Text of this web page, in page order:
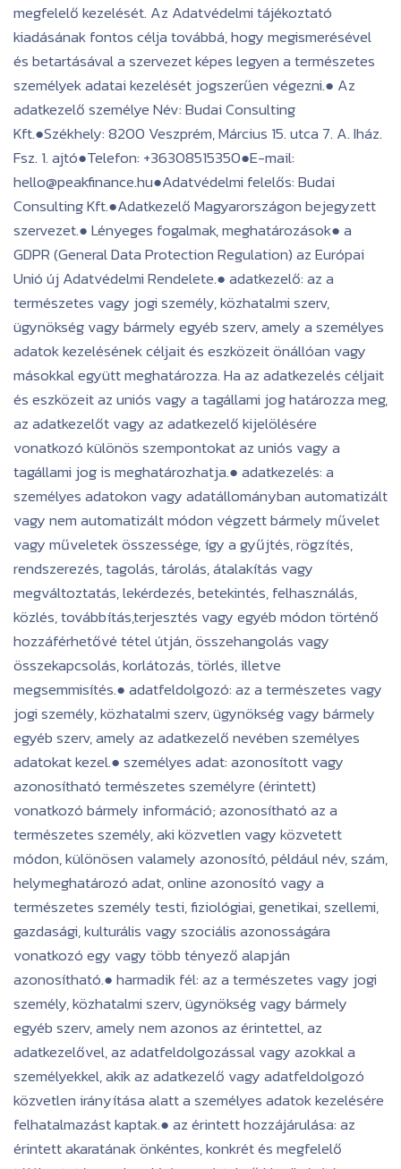
megfelelő kezelését. Az Adatvédelmi tájékoztató
kiadásának fontos célja továbbá, hogy megismerésével
és betartásával a szervezet képes legyen a természetes
személyek adatai kezelését jogszerűen végezni.● Az
adatkezelő személye Név: Budai Consulting
Kft.●Székhely: 8200 Veszprém, Március 15. utca 7. A. Iház.
Fsz. 1. ajtó●Telefon: +36308515350●E-mail:
hello@peakfinance.hu●Adatvédelmi felelős: Budai
Consulting Kft.●Adatkezelő Magyarországon bejegyzett
szervezet.● Lényeges fogalmak, meghatározások● a
GDPR (General Data Protection Regulation) az Európai
Unió új Adatvédelmi Rendelete.● adatkezelő: az a
természetes vagy jogi személy, közhatalmi szerv,
ügynökség vagy bármely egyéb szerv, amely a személyes
adatok kezelésének céljait és eszközeit önállóan vagy
másokkal együtt meghatározza. Ha az adatkezelés céljait
és eszközeit az uniós vagy a tagállami jog határozza meg,
az adatkezelőt vagy az adatkezelő kijelölésére
vonatkozó különös szempontokat az uniós vagy a
tagállami jog is meghatározhatja.● adatkezelés: a
személyes adatokon vagy adatállományban automatizált
vagy nem automatizált módon végzett bármely művelet
vagy műveletek összessége, így a gyűjtés, rögzítés,
rendszerezés, tagolás, tárolás, átalakítás vagy
megváltoztatás, lekérdezés, betekintés, felhasználás,
közlés, továbbítás,terjesztés vagy egyéb módon történő
hozzáférhetővé tétel útján, összehangolás vagy
összekapcsolás, korlátozás, törlés, illetve
megsemmisítés.● adatfeldolgozó: az a természetes vagy
jogi személy, közhatalmi szerv, ügynökség vagy bármely
egyéb szerv, amely az adatkezelő nevében személyes
adatokat kezel.● személyes adat: azonosított vagy
azonosítható természetes személyre (érintett)
vonatkozó bármely információ; azonosítható az a
természetes személy, aki közvetlen vagy közvetett
módon, különösen valamely azonosító, például név, szám,
helymeghatározó adat, online azonosító vagy a
természetes személy testi, fiziológiai, genetikai, szellemi,
gazdasági, kulturális vagy szociális azonosságára
vonatkozó egy vagy több tényező alapján
azonosítható.● harmadik fél: az a természetes vagy jogi
személy, közhatalmi szerv, ügynökség vagy bármely
egyéb szerv, amely nem azonos az érintettel, az
adatkezelővel, az adatfeldolgozással vagy azokkal a
személyekkel, akik az adatkezelő vagy adatfeldolgozó
közvetlen irányítása alatt a személyes adatok kezelésére
felhatalmazást kaptak.● az érintett hozzájárulása: az
érintett akaratának önkéntes, konkrét és megfelelő